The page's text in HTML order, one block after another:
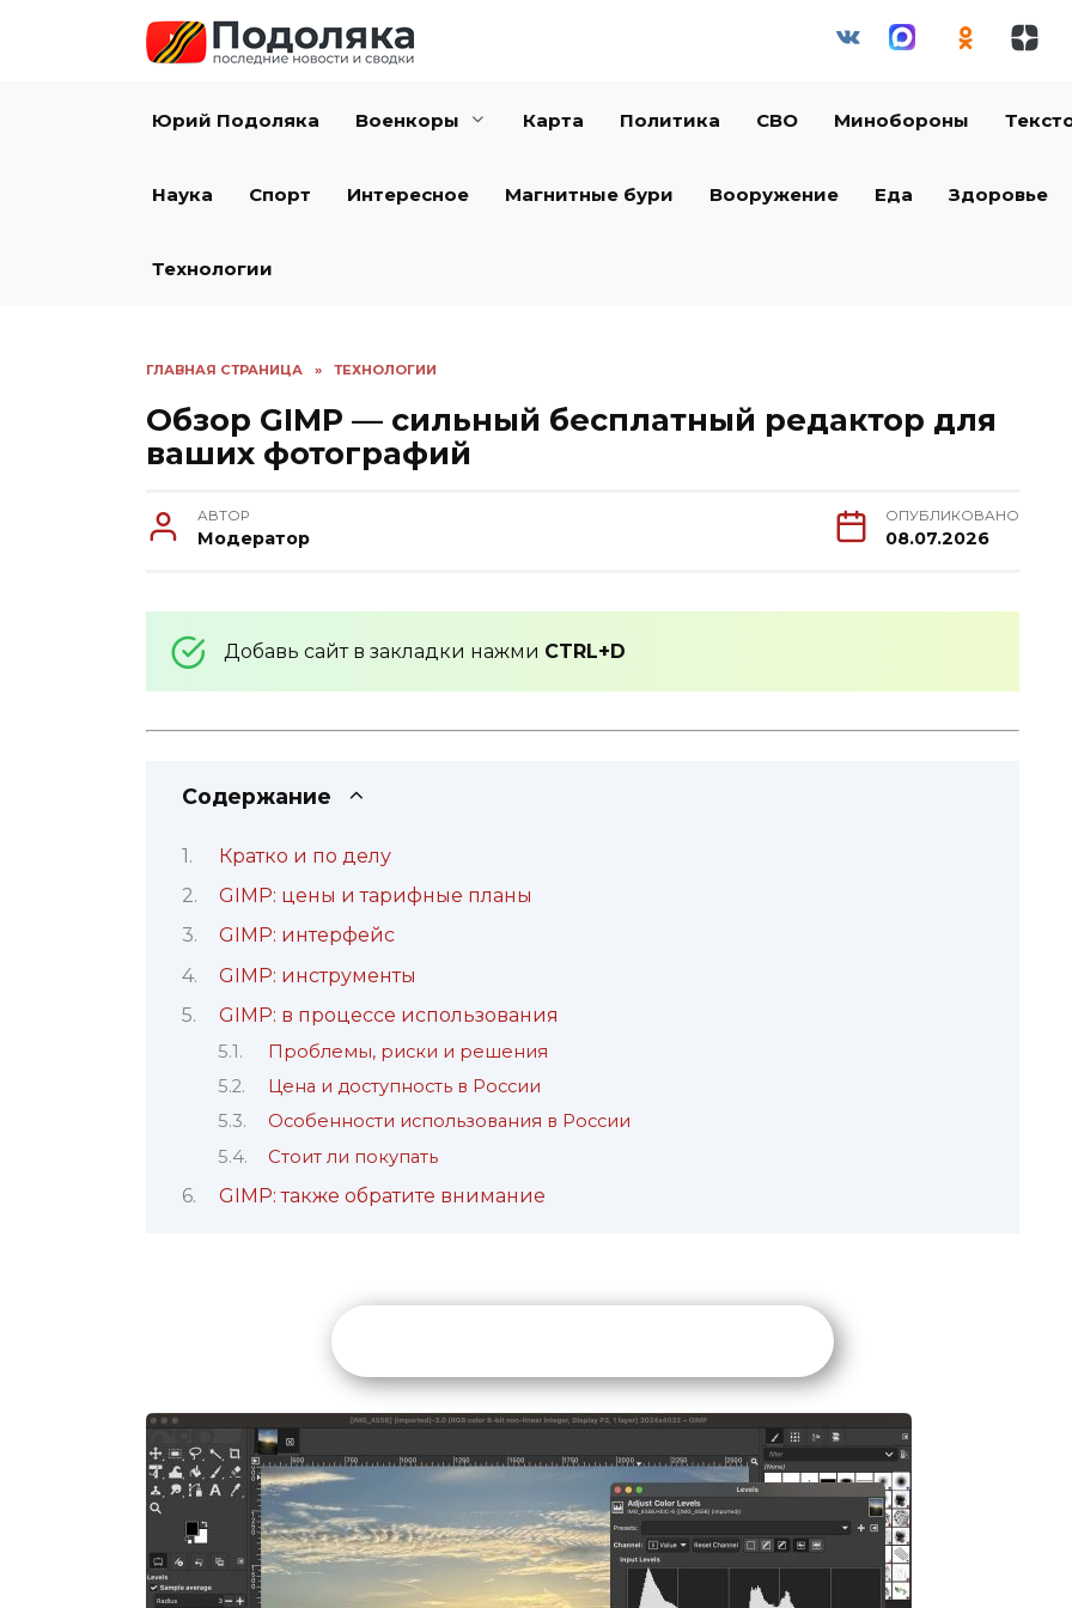
Юрий Подоляка Военкоры Карта Политика СВО Минобороны
Наука Спорт Интересное Магнитные бури Вооружение Еда Здоровье
Технологии
ГЛАВНАЯ СТРАНИЦА » ТЕХНОЛОГИИ
Обзор GIMP — сильный бесплатный редактор для
ваших фотографий
АВТОР
Модератор
ОПУБЛИКОВАНО
08.07.2026
Добавь сайт в закладки нажми CTRL+D
Содержание
Кратко и по делу
GIMP: цены и тарифные планы
GIMP: интерфейс
GIMP: инструменты
GIMP: в процессе использования
Проблемы, риски и решения
Цена и доступность в России
Особенности использования в России
Стоит ли покупать
GIMP: также обратите внимание